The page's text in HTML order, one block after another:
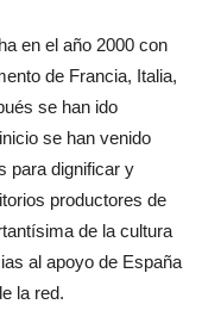
en el año 2000 con
de Francia, Italia,
se han ido
se han venido
para dignificar y
productores de
de la cultura
al apoyo de España
la red.